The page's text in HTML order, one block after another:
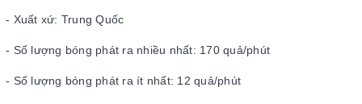
- Xuất xứ: Trung Quốc
- Số lượng bóng phát ra nhiều nhất: 170 quả/phút
- Số lượng bóng phát ra ít nhất: 12 quả/phút